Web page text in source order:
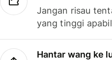
Jangan risau
yang tinggi
Hantar wang ke